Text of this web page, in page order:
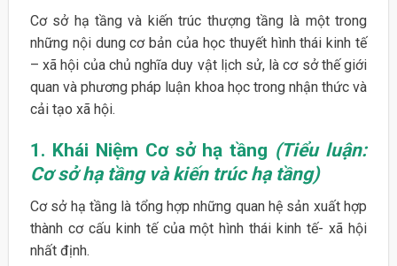
Cơ sở hạ tầng và kiến trúc thượng tầng là một trong
những nội dung cơ bản của học thuyết hình thái kinh tế
– xã hội của chủ nghĩa duy vật lịch sử, là cơ sở thế giới
quan và phương pháp luận khoa học trong nhận thức và
cải tạo xã hội.
1. Khái Niệm Cơ sở hạtầng (Tiểu luận:
Cơ sở hạ tầng và kiến trúc hạ tầng)
Cơ sở hạ tầng là tổng hợp những quan hệ sản xuất hợp
thành cơ cấu kinh tế của một hình thái kinh tế- xã hội
nhất định.